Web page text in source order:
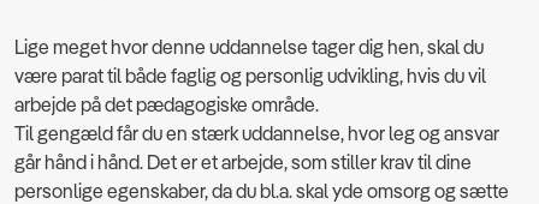
Lige meget hvor denne uddannelse tager dig hen, skal du
være parat til både faglig og personlig udvikling, hvis du vil
arbejde på det pædagogiske område.
Til gengæld får du en stærk uddannelse, hvor leg og ansvar
går hånd i hånd. Det er et arbejde, som stiller krav til dine
personlige egenskaber, da du bl.a. skal yde omsorg og sætte